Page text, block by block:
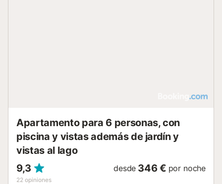
Apartamento para 6 personas, con
piscina y vistas además de jardín y
vistas al lago
9,3
22 opiniones
desde 346 € por noche